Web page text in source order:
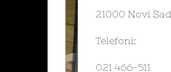
21000 Novi Sad
Telefoni:
021 466-511